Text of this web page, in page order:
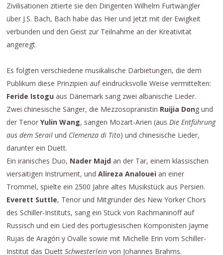
Zivilisationen zitierte sie den Dirigenten Wilhelm Furtwängler
über J.S. Bach, Bach habe das Hier und Jetzt mit der Ewigkeit
verbunden und den Geist zur Teilnahme an der Kreativität
angeregt.
Es folgten verschiedene musikalische Darbietungen, die dem
Publikum diese Prinzipien auf eindrucksvolle Weise vermittelten:
Feride Istogu aus Dänemark sang zwei albanische Lieder.
Zwei chinesische Sänger, die Mezzosopranistin Ruijia Dong und
der TenorYulin Wang, sangen Mozart-Arien (aus Die Entführung
aus dem Serail und Clemenza di Tito) und chinesische Lieder,
darunter ein Duett.
Ein iranisches Duo, Nader Majdan der Tar, einem klassischen
viersaitigen Instrument, undAlireza Analoueian einer
Trommel, spielte ein 2500 Jahre altes Musikstück aus Persien.
Everett Suttle, Tenor und Mitgründer des New Yorker Chors
des Schiller-Instituts, sang ein Stück von Rachmaninoff auf
Russisch und ein Lied des portugiesischen Komponisten Jayme
Rujas de Aragón y Ovalle sowie mit Michelle Erin vom Schiller-
Institut das DuettSchwesterlein von Johannes Brahms.